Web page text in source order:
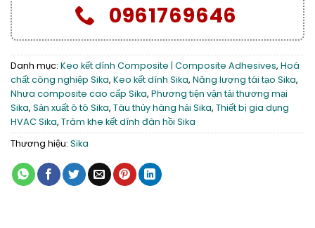
0961769646
Danh mục: Keo kết dính Composite | Composite Adhesives, Hoá
chất công nghiệp Sika, Keo kết dính Sika, Năng lượng tái tạo Sika,
Nhựa composite cao cấp Sika, Phương tiện vận tải thương mại
Sika, Sản xuất ô tô Sika, Tàu thủy hàng hải Sika, Thiết bị gia dụng
HVAC Sika, Trám khe kết dính đàn hồi Sika
Thương hiệu: Sika